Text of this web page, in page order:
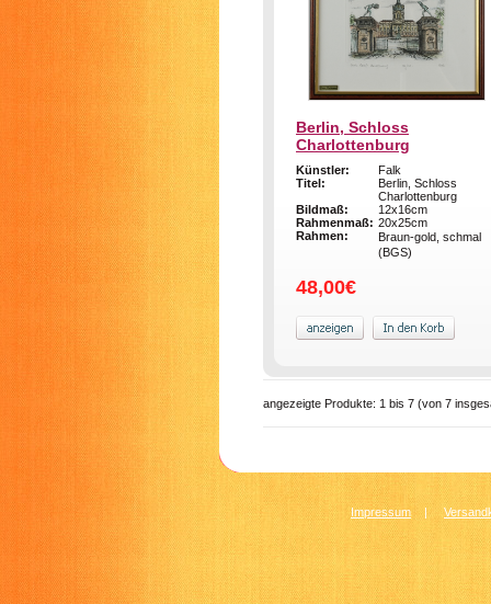
Berlin, Schloss
Charlottenburg
Künstler:
Falk
Titel:
Berlin, Schloss
Charlottenburg
Bildmaß:
12x16cm
Rahmenmaß: 20x25cm
Rahmen:
Braun-gold, schmal
(BGS)
48,00€
angezeigte Produkte: 1 bis 7 (von 7
Impressum |